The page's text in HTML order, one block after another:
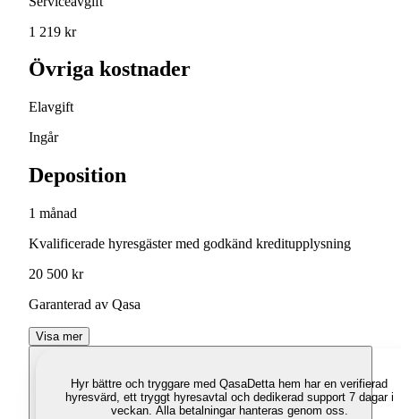
1 219 kr
Övriga kostnader
Elavgift
Ingår
Deposition
1 månad
Kvalificerade hyresgäster med godkänd kreditupplysning
20 500 kr
Garanterad av Qasa
Visa mer
Hyr bättre och tryggare med QasaDetta hem har en verifierad
hyresvärd, ett tryggt hyresavtal och dedikerad support 7 dagar i
veckan. Alla betalningar hanteras genom oss.